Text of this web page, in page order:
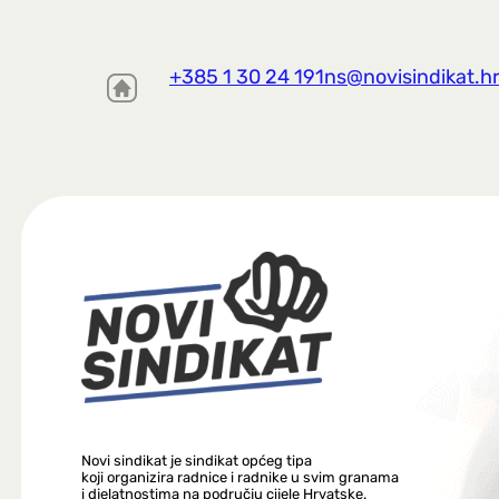
+385 1 30 24 191ns@novisindikat.hr
Novi sindikat je sindikat općeg tipa
koji organizira radnice i radnike u svim granama
i djelatnostima na području cijele Hrvatske.